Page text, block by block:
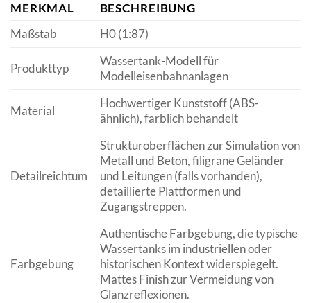
MERKMAL
BESCHREIBUNG
Maßstab
H0 (1:87)
Produkttyp
Wassertank-Modell für
Modelleisenbahnanlagen
Material
Hochwertiger Kunststoff (ABS-
ähnlich), farblich behandelt
Detailreichtum
Strukturoberflächen zur Simulation von
Metall und Beton, filigrane Geländer
und Leitungen (falls vorhanden),
detaillierte Plattformen und
Zugangstreppen.
Farbgebung
Authentische Farbgebung, die typische
Wassertanks im industriellen oder
historischen Kontext widerspiegelt.
Mattes Finish zur Vermeidung von
Glanzreflexionen.